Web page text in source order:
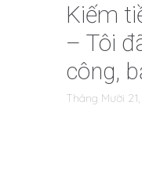
Kiếm
– Tôi
công,
Tháng Mười